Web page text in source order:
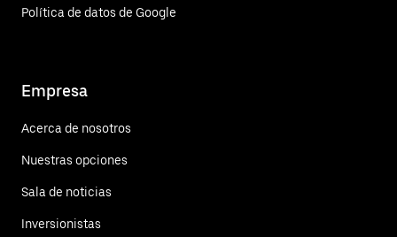
Política de datos de Google
Empresa
Acerca de nosotros
Nuestras opciones
Sala de noticias
Inversionistas